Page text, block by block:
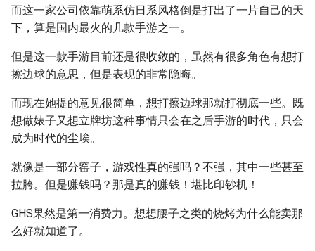
而这一家公司依靠萌系仿日系风格倒是打出了一片自己的天
下，算是国内最火的几款手游之一。
但是这一款手游目前还是很收敛的，虽然有很多角色有想打
擦边球的意思，但是表现的非常隐晦。
而现在她提的意见很简单，想打擦边球那就打彻底一些。既
想做婊子又想立牌坊这种事情只会在之后手游的时代，只会
成为时代的尘埃。
就像是一部分窑子，游戏性真的强吗？不强，其中一些甚至
拉胯。但是赚钱吗？那是真的赚钱！堪比印钞机！
GHS果然是第一消费力。想想腰子之类的烧烤为什么能卖那
么好就知道了。